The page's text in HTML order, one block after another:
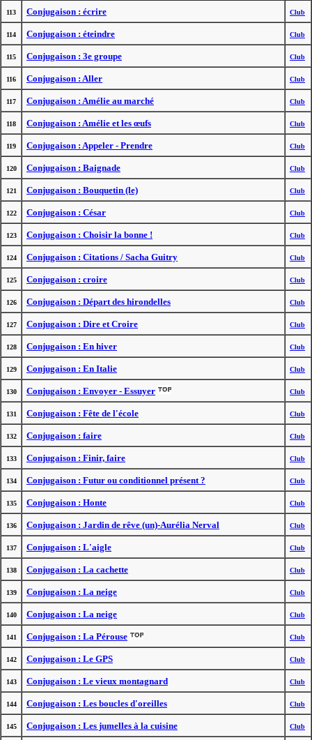
113 Conjugaison : écrire Club
114 Conjugaison : éteindre Club
115 Conjugaison : 3e groupe Club
116 Conjugaison : Aller Club
117 Conjugaison : Amélie au marché Club
118 Conjugaison : Amélie et les œufs Club
119 Conjugaison : Appeler - Prendre Club
120 Conjugaison : Baignade Club
121 Conjugaison : Bouquetin (le) Club
122 Conjugaison : César Club
123 Conjugaison : Choisir la bonne ! Club
124 Conjugaison : Citations / Sacha Guitry Club
125 Conjugaison : croire Club
126 Conjugaison : Départ des hirondelles Club
127 Conjugaison : Dire et Croire Club
128 Conjugaison : En hiver Club
129 Conjugaison : En Italie Club
130 Conjugaison : Envoyer - Essuyer Club
131 Conjugaison : Fête de l'école Club
132 Conjugaison : faire Club
133 Conjugaison : Finir, faire Club
134 Conjugaison : Futur ou conditionnel présent ? Club
135 Conjugaison : Honte Club
136 Conjugaison : Jardin de rêve (un)-Aurélia Nerval Club
137 Conjugaison : L'aigle Club
138 Conjugaison : La cachette Club
139 Conjugaison : La neige Club
140 Conjugaison : La neige Club
141 Conjugaison : La Pérouse Club
142 Conjugaison : Le GPS Club
143 Conjugaison : Le vieux montagnard Club
144 Conjugaison : Les boucles d'oreilles Club
145 Conjugaison : Les jumelles à la cuisine Club